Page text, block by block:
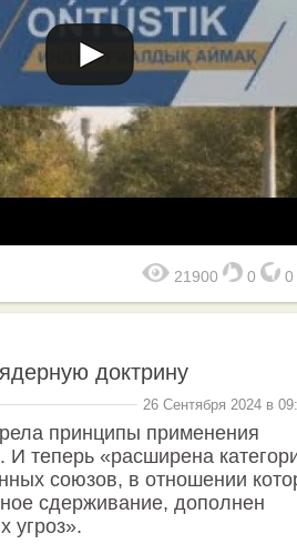
21900 0 0
доктрину
26 Сентября 2024 в
принципы применения
И теперь «расширена
союзов, в отношении
сдерживание, дополнен
угроз».